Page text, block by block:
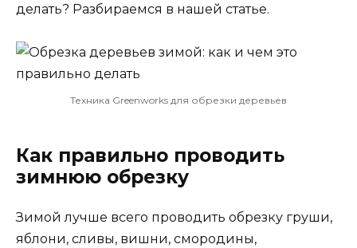
делать? Разбираемся в нашей статье.
Техника Greenworks для обрезки деревьев
Как правильно проводить
зимнюю обрезку
Зимой лучше всего проводить обрезку груши,
яблони, сливы, вишни, смородины,